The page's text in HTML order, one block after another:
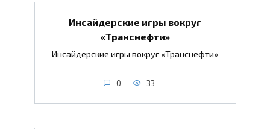
Инсайдерские игры вокруг
«Транснефти»
Инсайдерские игры вокруг «Транснефти»
0 33